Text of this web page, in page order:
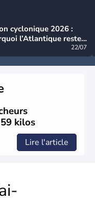
cyclonique 2026 :
l’Atlantique reste
22/07
kilos
Lire l'article